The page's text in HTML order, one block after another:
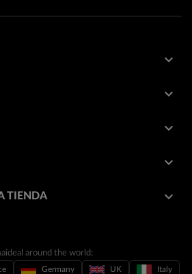




TIENDA keyboard_arrow_down
around the world:
Germany UK Italy